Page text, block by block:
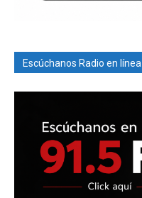
Escúchanos Radio en línea